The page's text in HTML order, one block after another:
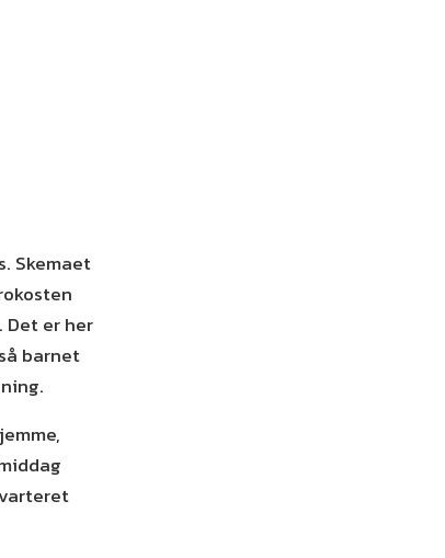
Skemaet
Det er her
barnet